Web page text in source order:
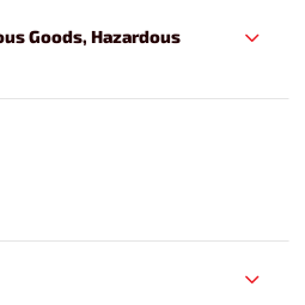
Goods, Hazardous